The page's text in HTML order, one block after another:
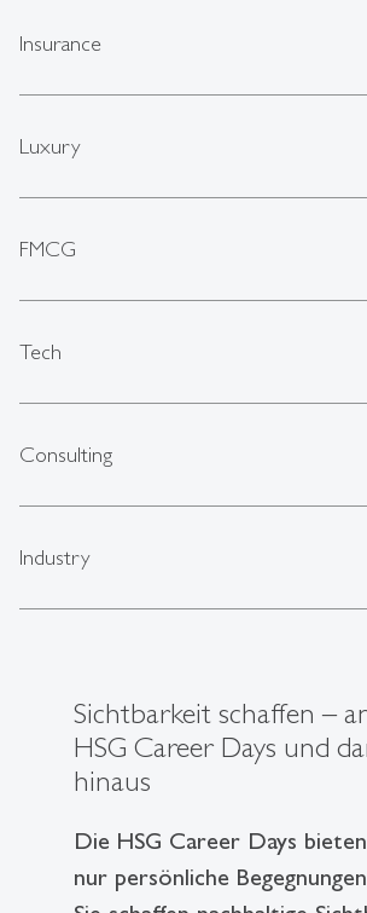
Insurance
Luxury
FMCG
Tech
Consulting
Industry
Sichtbarkeit schaffen –
HSG Career Days und
hinaus
Die HSG Career Days
nur persönliche